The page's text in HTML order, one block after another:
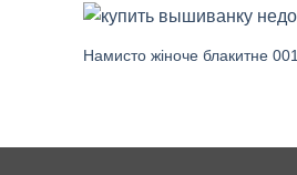
Намисто жіноче блакитне 001